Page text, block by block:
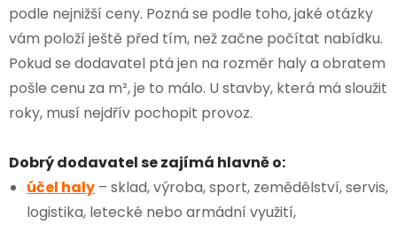
podle nejnižší ceny. Pozná se podle toho, jaké otázky
vám položí ještě před tím, než začne počítat nabídku.
Pokud se dodavatel ptá jen na rozměr haly a obratem
pošle cenu za m², je to málo. U stavby, která má sloužit
roky, musí nejdřív pochopit provoz.
Dobrý dodavatel se zajímá hlavně o:
účel haly – sklad, výroba, sport, zemědělství, servis,
logistika, letecké nebo armádní využití,